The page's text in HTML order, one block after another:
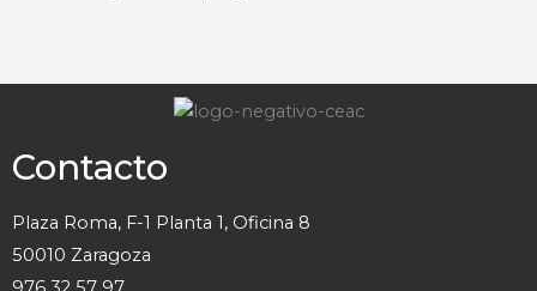
Contacto
Plaza Roma, F-1 Planta 1, Oficina 8
50010 Zaragoza